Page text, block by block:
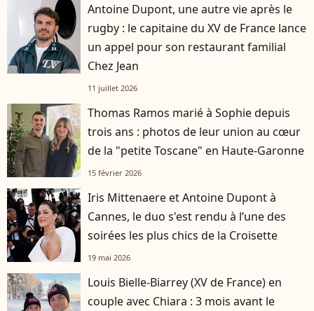
Antoine Dupont, une autre vie après le
rugby : le capitaine du XV de France lance
un appel pour son restaurant familial
Chez Jean
11 juillet 2026
Thomas Ramos marié à Sophie depuis
trois ans : photos de leur union au cœur
de la "petite Toscane" en Haute-Garonne
15 février 2026
Iris Mittenaere et Antoine Dupont à
Cannes, le duo s'est rendu à l’une des
soirées les plus chics de la Croisette
19 mai 2026
Louis Bielle-Biarrey (XV de France) en
couple avec Chiara : 3 mois avant le